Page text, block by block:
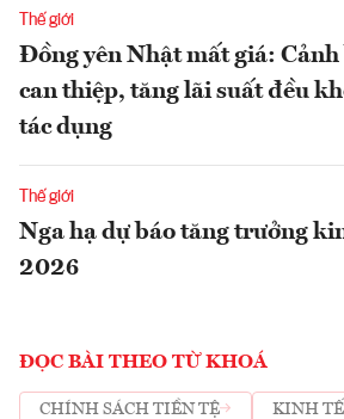
Thế giới
Đồng yên Nhật mất giá: Cảnh
can thiệp, tăng lãi suất đều
tác dụng
Thế giới
Nga hạ dự báo tăng trưởng
2026
ĐỌC BÀI THEO TỪ KHOÁ
CHÍNH SÁCH TIỀN TỆ
KINH